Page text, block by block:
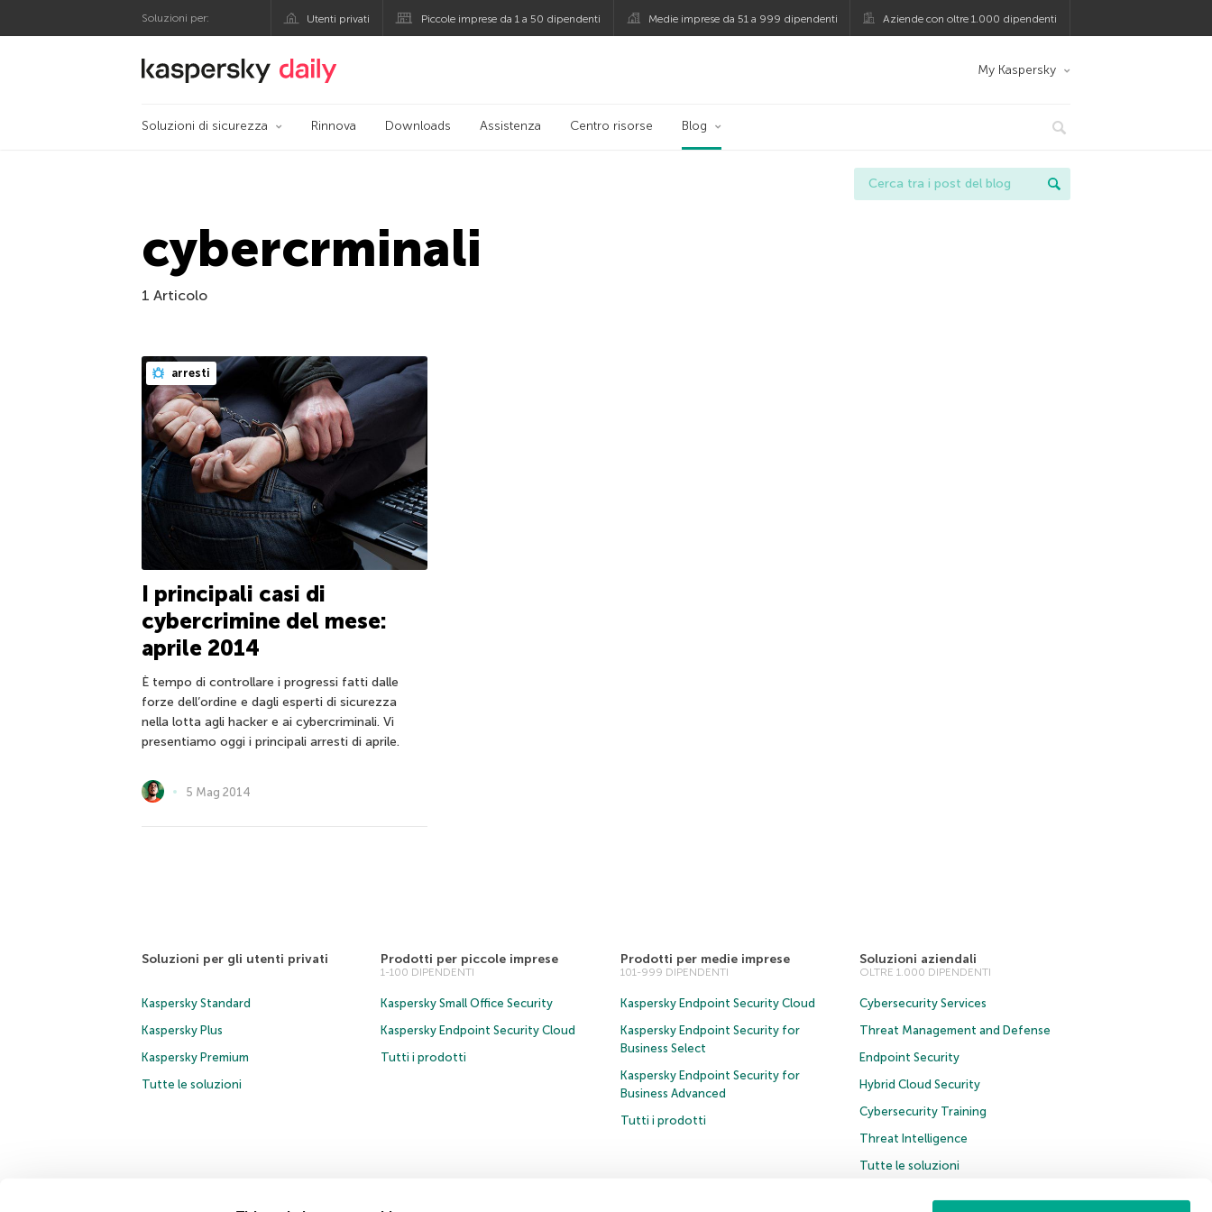
Soluzioni per: Utenti privati Piccole imprese da 1 a 50 dipendenti Medie imprese da 51 a 999 dipendenti Aziende con oltre 1.000 dipendenti
Blog ufficiale di Kaspersky My Kaspersky
Soluzioni di sicurezza Rinnova Downloads Assistenza Centro risorse Blog
cybercrminali
1 Articolo
arresti
I principali casi di
cybercrimine del mese:
aprile 2014
È tempo di controllare i progressi fatti dalle
forze dell’ordine e dagli esperti di sicurezza
nella lotta agli hacker e ai cybercriminali. Vi
presentiamo oggi i principali arresti di aprile.
5 Mag 2014
Soluzioni per gli utenti privati
Kaspersky Standard
Kaspersky Plus
Kaspersky Premium
Tutte le soluzioni
Prodotti per piccole imprese
1-100 DIPENDENTI
Kaspersky Small Office Security
Kaspersky Endpoint Security Cloud
Tutti i prodotti
Prodotti per medie imprese
101-999 DIPENDENTI
Kaspersky Endpoint Security Cloud
Kaspersky Endpoint Security for
Business Select
Kaspersky Endpoint Security for
Business Advanced
Tutti i prodotti
Soluzioni aziendali
OLTRE 1.000 DIPENDENTI
Cybersecurity Services
Threat Management and Defense
Endpoint Security
Hybrid Cloud Security
Cybersecurity Training
Threat Intelligence
Tutte le soluzioni